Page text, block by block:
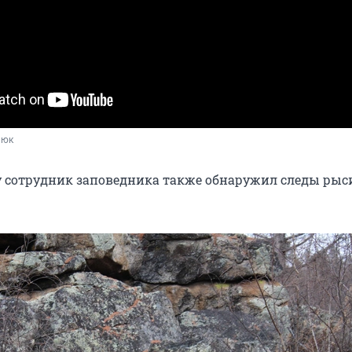
сотрудник заповедника также обнаружил следы